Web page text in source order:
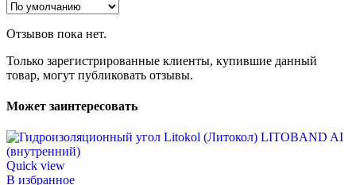
Отзывов пока нет.
Только зарегистрированные клиенты, купившие данный
товар, могут публиковать отзывы.
Может заинтересовать
Quick view
В избранное